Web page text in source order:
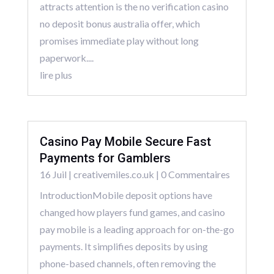
attracts attention is the no verification casino
no deposit bonus australia offer, which
promises immediate play without long
paperwork....
lire plus
Casino Pay Mobile Secure Fast
Payments for Gamblers
16 Juil | creativemiles.co.uk | 0 Commentaires
IntroductionMobile deposit options have
changed how players fund games, and casino
pay mobile is a leading approach for on-the-go
payments. It simplifies deposits by using
phone-based channels, often removing the